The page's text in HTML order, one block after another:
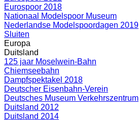
Eurospoor 2018
Nationaal Modelspoor Museum
Nederlandse Modelspoordagen 2019
Sluiten
Europa
Duitsland
125 jaar Moselwein-Bahn
Chiemseebahn
Dampfspektakel 2018
Deutscher Eisenbahn-Verein
Deutsches Museum Verkehrszentrum
Duitsland 2012
Duitsland 2014